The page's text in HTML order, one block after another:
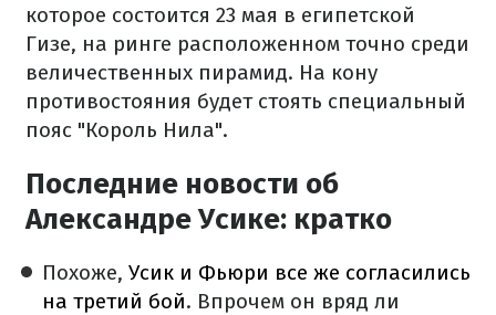
которое состоится 23 мая в египетской
Гизе, на ринге расположенном точно среди
величественных пирамид. На кону
противостояния будет стоять специальный
пояс "Король Нила".
Последние новости об
Александре Усике: кратко
Похоже, Усик и Фьюри все же согласились
на третий бой. Впрочем он вряд ли